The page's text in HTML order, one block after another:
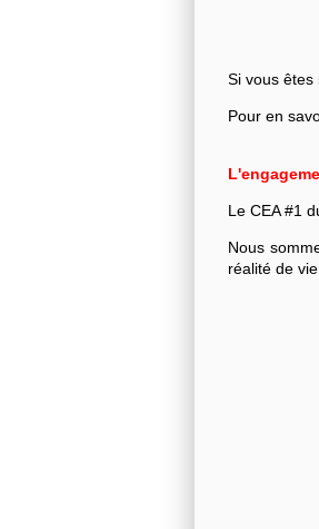
Si vous êtes
Pour en
Le CEA #1
Nous
réalité de